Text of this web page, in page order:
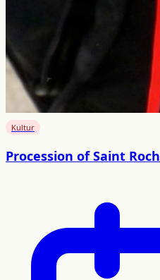
Kultur
Procession of Saint Roch